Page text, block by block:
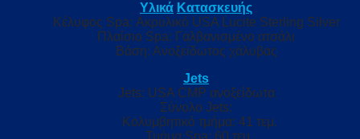
Υλικά Κατασκευής
Κέλυφος Spa: Ακρυλικό USA Lucite Sterling Silver
Πλαίσιο Spa: Γαλβανισμένο ατσάλι
Βάση: Ανοξείδωτος χάλυβας
Jets
Jets: USA CMP ανοξείδωτα
Σύνολο Jets:
Κολυμβητικό τμήμα: 41 τεμ.